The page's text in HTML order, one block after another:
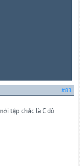
#83
tập chắc là C đô